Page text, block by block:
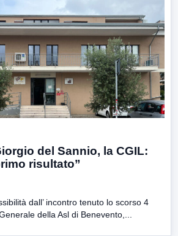
del Sannio, la CGIL:
risultato”
dall’ incontro tenuto lo scorso 4
della Asl di Benevento,...